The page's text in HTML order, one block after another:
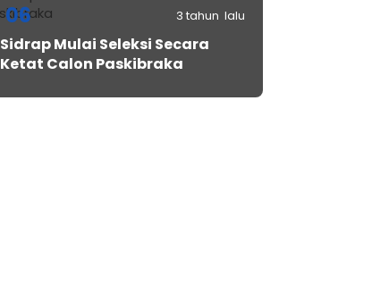
06 3 tahun lalu
Sidrap Mulai Seleksi Secara
Ketat Calon Paskibraka